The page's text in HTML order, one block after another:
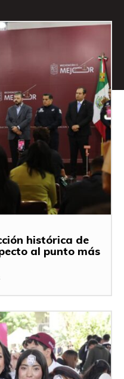
histórica de
al punto más